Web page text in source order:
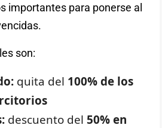
importantes para ponerse al
son:
quita del 100% de los
descuento del 50% en